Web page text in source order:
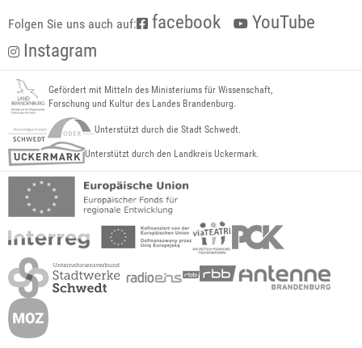
Folgen Sie uns auch auf: facebook
YouTube
Instagram
Gefördert mit Mitteln des Ministeriums für Wissenschaft,
Forschung und Kultur des Landes Brandenburg.
Unterstützt durch die Stadt Schwedt.
Unterstützt durch den Landkreis Uckermark.